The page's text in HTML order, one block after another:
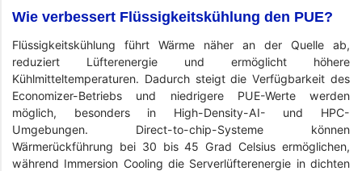
Wie verbessert Flüssigkeitskühlung den PUE?
Flüssigkeitskühlung führt Wärme näher an der Quelle ab,
reduziert Lüfterenergie und ermöglicht höhere
Kühlmitteltemperaturen. Dadurch steigt die Verfügbarkeit des
Economizer-Betriebs und niedrigere PUE-Werte werden
möglich, besonders in High-Density-AI- und HPC-
Umgebungen. Direct-to-chip-Systeme können
Wärmerückführung bei 30 bis 45 Grad Celsius ermöglichen,
während Immersion Cooling die Serverlüfterenergie in dichten